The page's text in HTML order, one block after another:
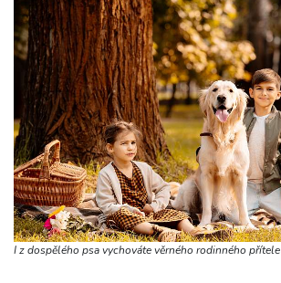
I z dospělého psa vychováte věrného rodinného přítele